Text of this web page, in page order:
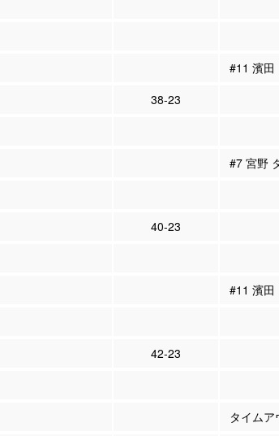
#11 濱田
38-23
#7 宮野
40-23
#11 濱田
42-23
タイムア